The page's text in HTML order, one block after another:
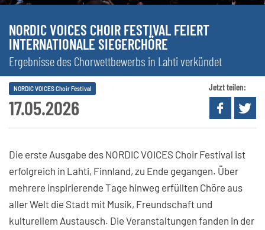
NORDIC VOICES CHOIR FESTIVAL FEIERT
INTERNATIONALE SIEGERCHÖRE
Ergebnisse des Chorwettbewerbs in Lahti verkündet
17.05.2026
NORDIC VOICES Choir Festival Jetzt teilen:
Die erste Ausgabe des NORDIC VOICES Choir Festival ist
erfolgreich in Lahti, Finnland, zu Ende gegangen. Über
mehrere inspirierende Tage hinweg erfüllten Chöre aus
aller Welt die Stadt mit Musik, Freundschaft und
kulturellem Austausch. Die Veranstaltungen fanden in der